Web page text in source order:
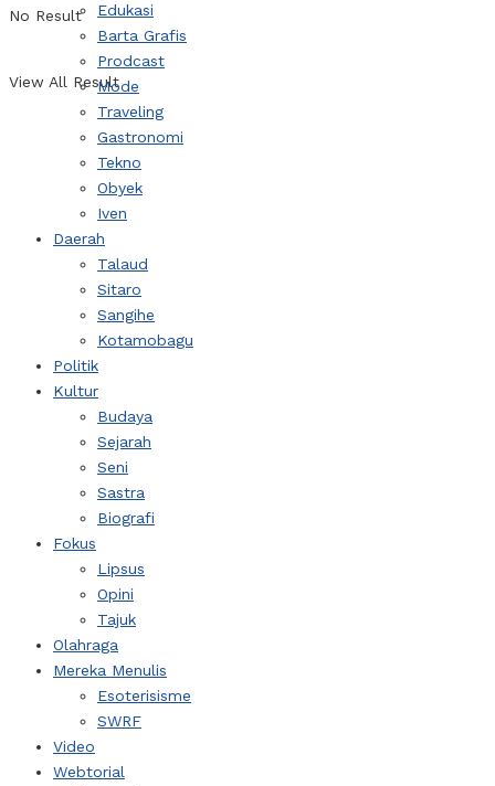
No Result
View All Result
Edukasi
Barta Grafis
Prodcast
Mode
Traveling
Gastronomi
Tekno
Obyek
Iven
Daerah
Talaud
Sitaro
Sangihe
Kotamobagu
Politik
Kultur
Budaya
Sejarah
Seni
Sastra
Biografi
Fokus
Lipsus
Opini
Tajuk
Olahraga
Mereka Menulis
Esoterisisme
SWRF
Video
Webtorial